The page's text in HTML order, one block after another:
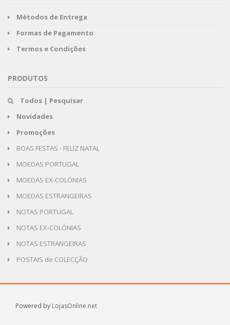
Métodos de Entrega
Formas de Pagamento
Termos e Condições
PRODUTOS
Todos | Pesquisar
Novidades
Promoções
BOAS FESTAS - FELIZ NATAL
MOEDAS PORTUGAL
MOEDAS EX-COLÓNIAS
MOEDAS ESTRANGEIRAS
NOTAS PORTUGAL
NOTAS EX-COLÓNIAS
NOTAS ESTRANGEIRAS
POSTAIS de COLECÇÃO
Powered by LojasOnline.net